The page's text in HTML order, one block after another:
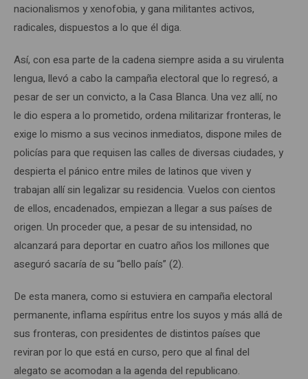
nacionalismos y xenofobia, y gana militantes activos,
radicales, dispuestos a lo que él diga.
Así, con esa parte de la cadena siempre asida a su virulenta
lengua, llevó a cabo la campaña electoral que lo regresó, a
pesar de ser un convicto, a la Casa Blanca. Una vez allí, no
le dio espera a lo prometido, ordena militarizar fronteras, le
exige lo mismo a sus vecinos inmediatos, dispone miles de
policías para que requisen las calles de diversas ciudades, y
despierta el pánico entre miles de latinos que viven y
trabajan allí sin legalizar su residencia. Vuelos con cientos
de ellos, encadenados, empiezan a llegar a sus países de
origen. Un proceder que, a pesar de su intensidad, no
alcanzará para deportar en cuatro años los millones que
aseguró sacaría de su “bello país” (2).
De esta manera, como si estuviera en campaña electoral
permanente, inflama espíritus entre los suyos y más allá de
sus fronteras, con presidentes de distintos países que
reviran por lo que está en curso, pero que al final del
alegato se acomodan a la agenda del republicano.